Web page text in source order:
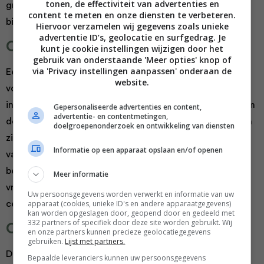
granen vannoototheek.nlen veel water. Je kunt
bijvoorbeeld een sapkuur 5 dagen volgen.
Ontgiften door voeding
Een detox kuur werkt door middel van ontgifting door
voeding. Wanneer je schadelijke stoffen vermijdt en de
inname van voedingsstoffen verhoogt, geef je je lichaam
de kans om zich te ontdoen van opgebouwde toxines en
zichzelf te herstellen. Je moet eigenlijk de consumptie
van antioxidantrijke voedingsmiddelen verhogen, zoals
bessen en groene bladgroenten. Op deze manier kun je
vrije radicalen neutraliseren en een gezonde
celregeneratie bevorderen.
Ondersteuning van de organen
Daarnaast bieden detoxkuren ondersteuning aan je
tonen, de effectiviteit van advertenties en
content te meten en onze diensten te verbeteren.
Hiervoor verzamelen wij gegevens zoals unieke
advertentie ID’s, geolocatie en surfgedrag. Je
kunt je cookie instellingen wijzigen door het
gebruik van onderstaande 'Meer opties' knop of
via 'Privacy instellingen aanpassen' onderaan de
website.
Gepersonaliseerde advertenties en content,
advertentie- en contentmetingen,
doelgroepenonderzoek en ontwikkeling van diensten
Informatie op een apparaat opslaan en/of openen
Meer informatie
Uw persoonsgegevens worden verwerkt en informatie van uw
apparaat (cookies, unieke ID's en andere apparaatgegevens)
kan worden opgeslagen door, geopend door en gedeeld met
332 partners of specifiek door deze site worden gebruikt. Wij
en onze partners kunnen precieze geolocatiegegevens
gebruiken. Lijst met partners.
Bepaalde leveranciers kunnen uw persoonsgegevens